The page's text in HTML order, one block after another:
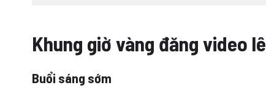
Khung giờ vàng đăng video
Buổi sáng sớm